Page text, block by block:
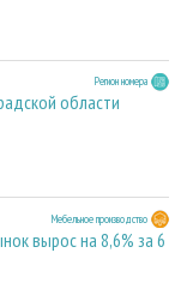
Регион номера
области
Мебельное производство
вырос на 8,6% за 6